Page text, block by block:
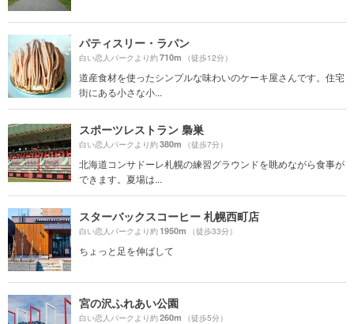
パティスリー・ラパン
白い恋人パークより約710m （徒歩12分）
道産食材を使ったシンプルな味わいのケーキ屋さんです。住宅
街にある小さな小...
スポーツレストラン 梟巣
白い恋人パークより約380m （徒歩7分）
北海道コンサドーレ札幌の練習グラウンドを眺めながら食事が
できます。夏場は...
スターバックスコーヒー 札幌西町店
白い恋人パークより約1950m （徒歩33分）
ちょっと足を伸ばして
宮の沢ふれあい公園
白い恋人パークより約260m （徒歩5分）